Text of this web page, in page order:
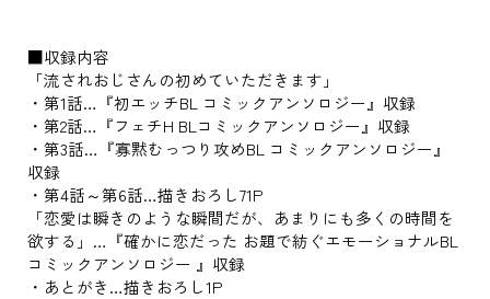
■収録内容
「流されおじさんの初めていただきます」
・第1話…『初エッチBL コミックアンソロジー』収録
・第2話…『フェチH BLコミックアンソロジー』収録
・第3話…『寡黙むっつり攻めBL コミックアンソロジー』
収録
・第4話～第6話…描きおろし71P
「恋愛は瞬きのような瞬間だが、あまりにも多くの時間を
欲する」…『確かに恋だった お題で紡ぐエモーショナルBL
コミックアンソロジー 』収録
・あとがき…描きおろし1P